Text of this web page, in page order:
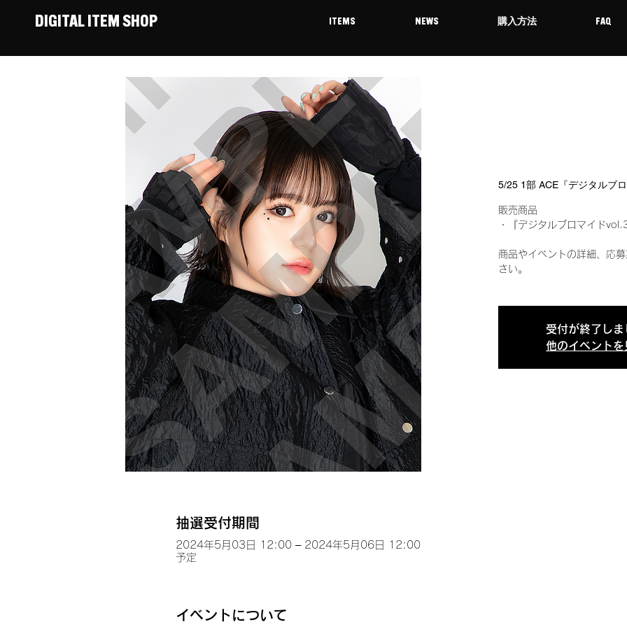
DIGITAL ITEM SHOP ITEMS NEWS 購入方法 FAQ
5/25 1部 ACE『デジタルブ
販売商品
・『デジタルブロマイド
商品やイベントの詳細、応
さい。
受付が終了しま
他のイベントを
抽選受付期間
2024年5月03日 12:00 – 2024年5月06日 12:00
予定
イベントについて